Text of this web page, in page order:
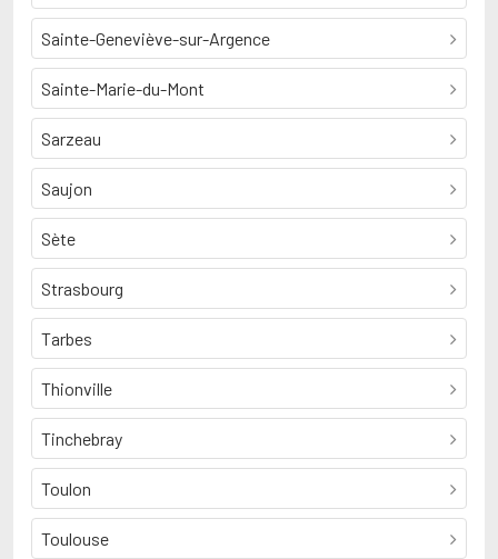
Sainte-Geneviève-sur-Argence
Sainte-Marie-du-Mont
Sarzeau
Saujon
Sète
Strasbourg
Tarbes
Thionville
Tinchebray
Toulon
Toulouse